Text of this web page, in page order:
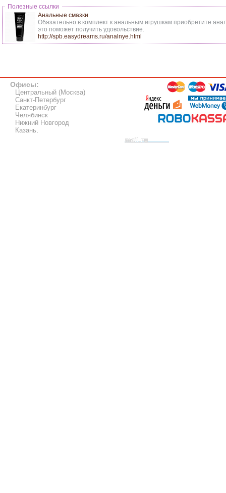
Полезные ссылки
Анальные смазки
Обязательно в комплект к анальным игрушкам приобретите
это поможет получить удовольствие.
http://spb.easydreams.ru/analnye.html
Офисы:
Центральный (Москва)
Санкт-Петербург
Екатеринбург
Челябинск
Нижний Новгород
Казань.